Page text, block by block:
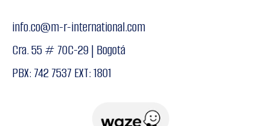
info.co@m-r-international.com
Cra. 55 # 70C-29 | Bogotá
PBX: 742 7537 EXT: 1801